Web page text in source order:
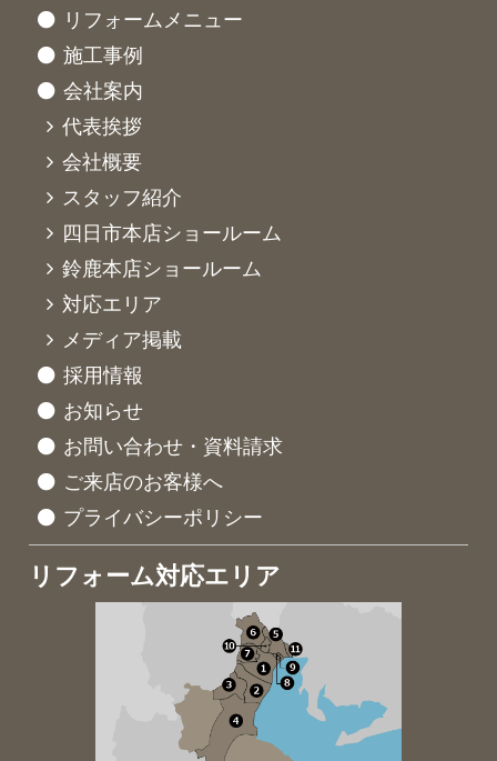
リフォームメニュー
施工事例
会社案内
代表挨拶
会社概要
スタッフ紹介
四日市本店ショールーム
鈴鹿本店ショールーム
対応エリア
メディア掲載
採用情報
お知らせ
お問い合わせ・資料請求
ご来店のお客様へ
プライバシーポリシー
リフォーム対応エリア